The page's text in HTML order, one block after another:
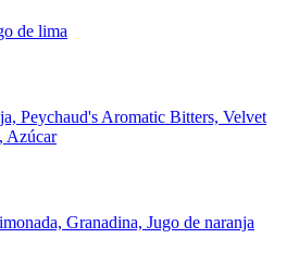
de lima
Peychaud's Aromatic Bitters, Velvet
Azúcar
Granadina, Jugo de naranja